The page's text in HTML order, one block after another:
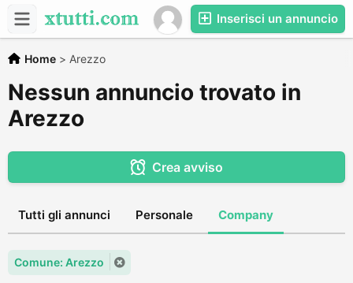
Inserisci un annuncio
Home > Arezzo
Nessun annuncio trovato in
Arezzo
Crea avviso
Tutti gli annunci Personale Company
Comune: Arezzo